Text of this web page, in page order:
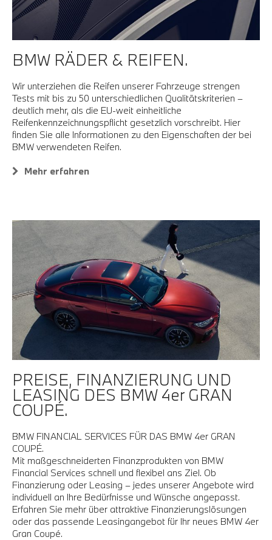
BMW RÄDER & REIFEN.
Wir unterziehen die Reifen unserer Fahrzeuge strengen
Tests mit bis zu 50 unterschiedlichen Qualitätskriterien –
deutlich mehr, als die EU-weit einheitliche
Reifenkennzeichnungspflicht gesetzlich vorschreibt. Hier
finden Sie alle Informationen zu den Eigenschaften der bei
BMW verwendeten Reifen.
Mehr erfahren
PREISE, FINANZIERUNG UND
LEASING DES BMW 4er GRAN
COUPÉ.
BMW FINANCIAL SERVICES FÜR DAS BMW 4er GRAN
COUPÉ.
Mit maßgeschneiderten Finanzprodukten von BMW
Financial Services schnell und flexibel ans Ziel. Ob
Finanzierung oder Leasing – jedes unserer Angebote wird
individuell an Ihre Bedürfnisse und Wünsche angepasst.
Erfahren Sie mehr über attraktive Finanzierungslösungen
oder das passende Leasingangebot für Ihr neues BMW 4er
Gran Coupé.